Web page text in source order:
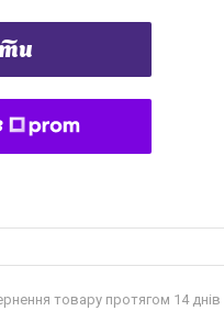
товару протягом 14 днів